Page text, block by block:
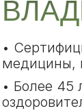
•
медицины,
• Более 45